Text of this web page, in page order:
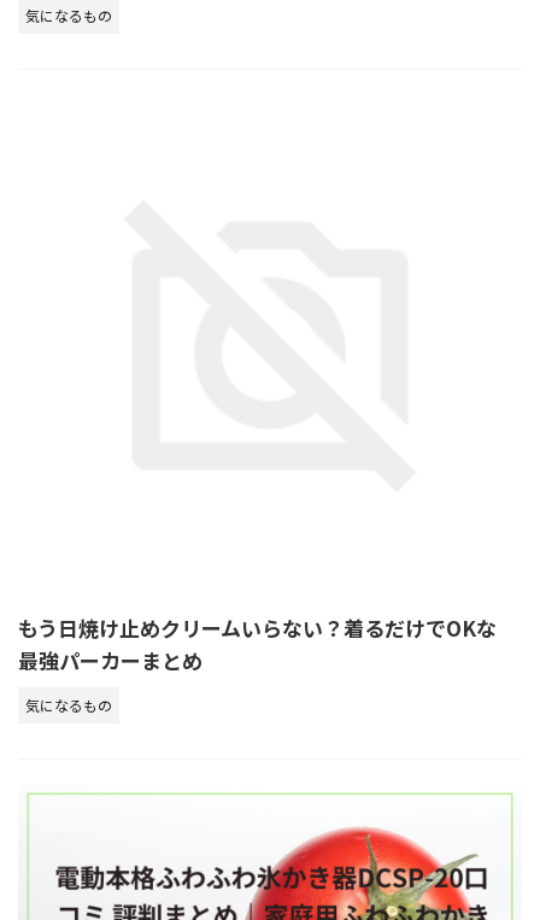
気になるもの
もう日焼け止めクリームいらない？着るだけでOKな
最強パーカーまとめ
気になるもの